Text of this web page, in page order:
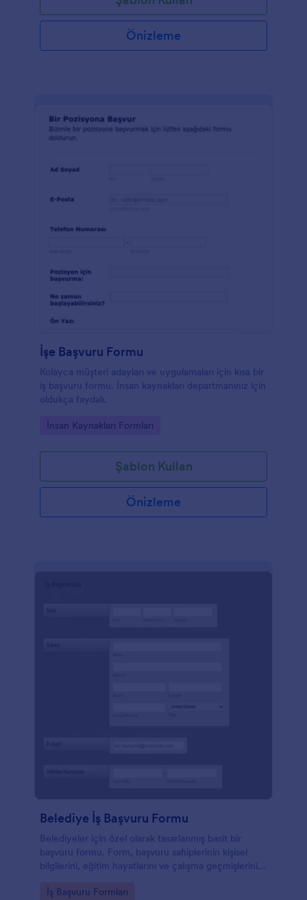
Önizleme
İşe Başvuru Formu
Kolayca müşteri adayları ve uygulamaları için kısa bir
iş başvuru formu. İnsan kaynakları departmanınız için
oldukça faydalı.
Go to Category:
İnsan Kaynakları Formları
Şablon Kullan
Önizleme
Belediye İş Başvuru Formu
Belediyeler için özel olarak tasarlanmış basit bir
başvuru formu. Form, başvuru sahiplerinin kişisel
bilgilerini, eğitim hayatlarını ve çalışma geçmişlerini
yüklemelerine izin veren bir dosya yükleme alanı ile
Go to Category:
İş Başvuru Formları